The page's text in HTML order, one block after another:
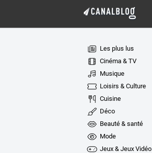
Les plus lus
Cinéma & TV
Musique
Loisirs & Culture
Cuisine
Déco
Beauté & santé
Mode
Jeux & Jeux Vidéo